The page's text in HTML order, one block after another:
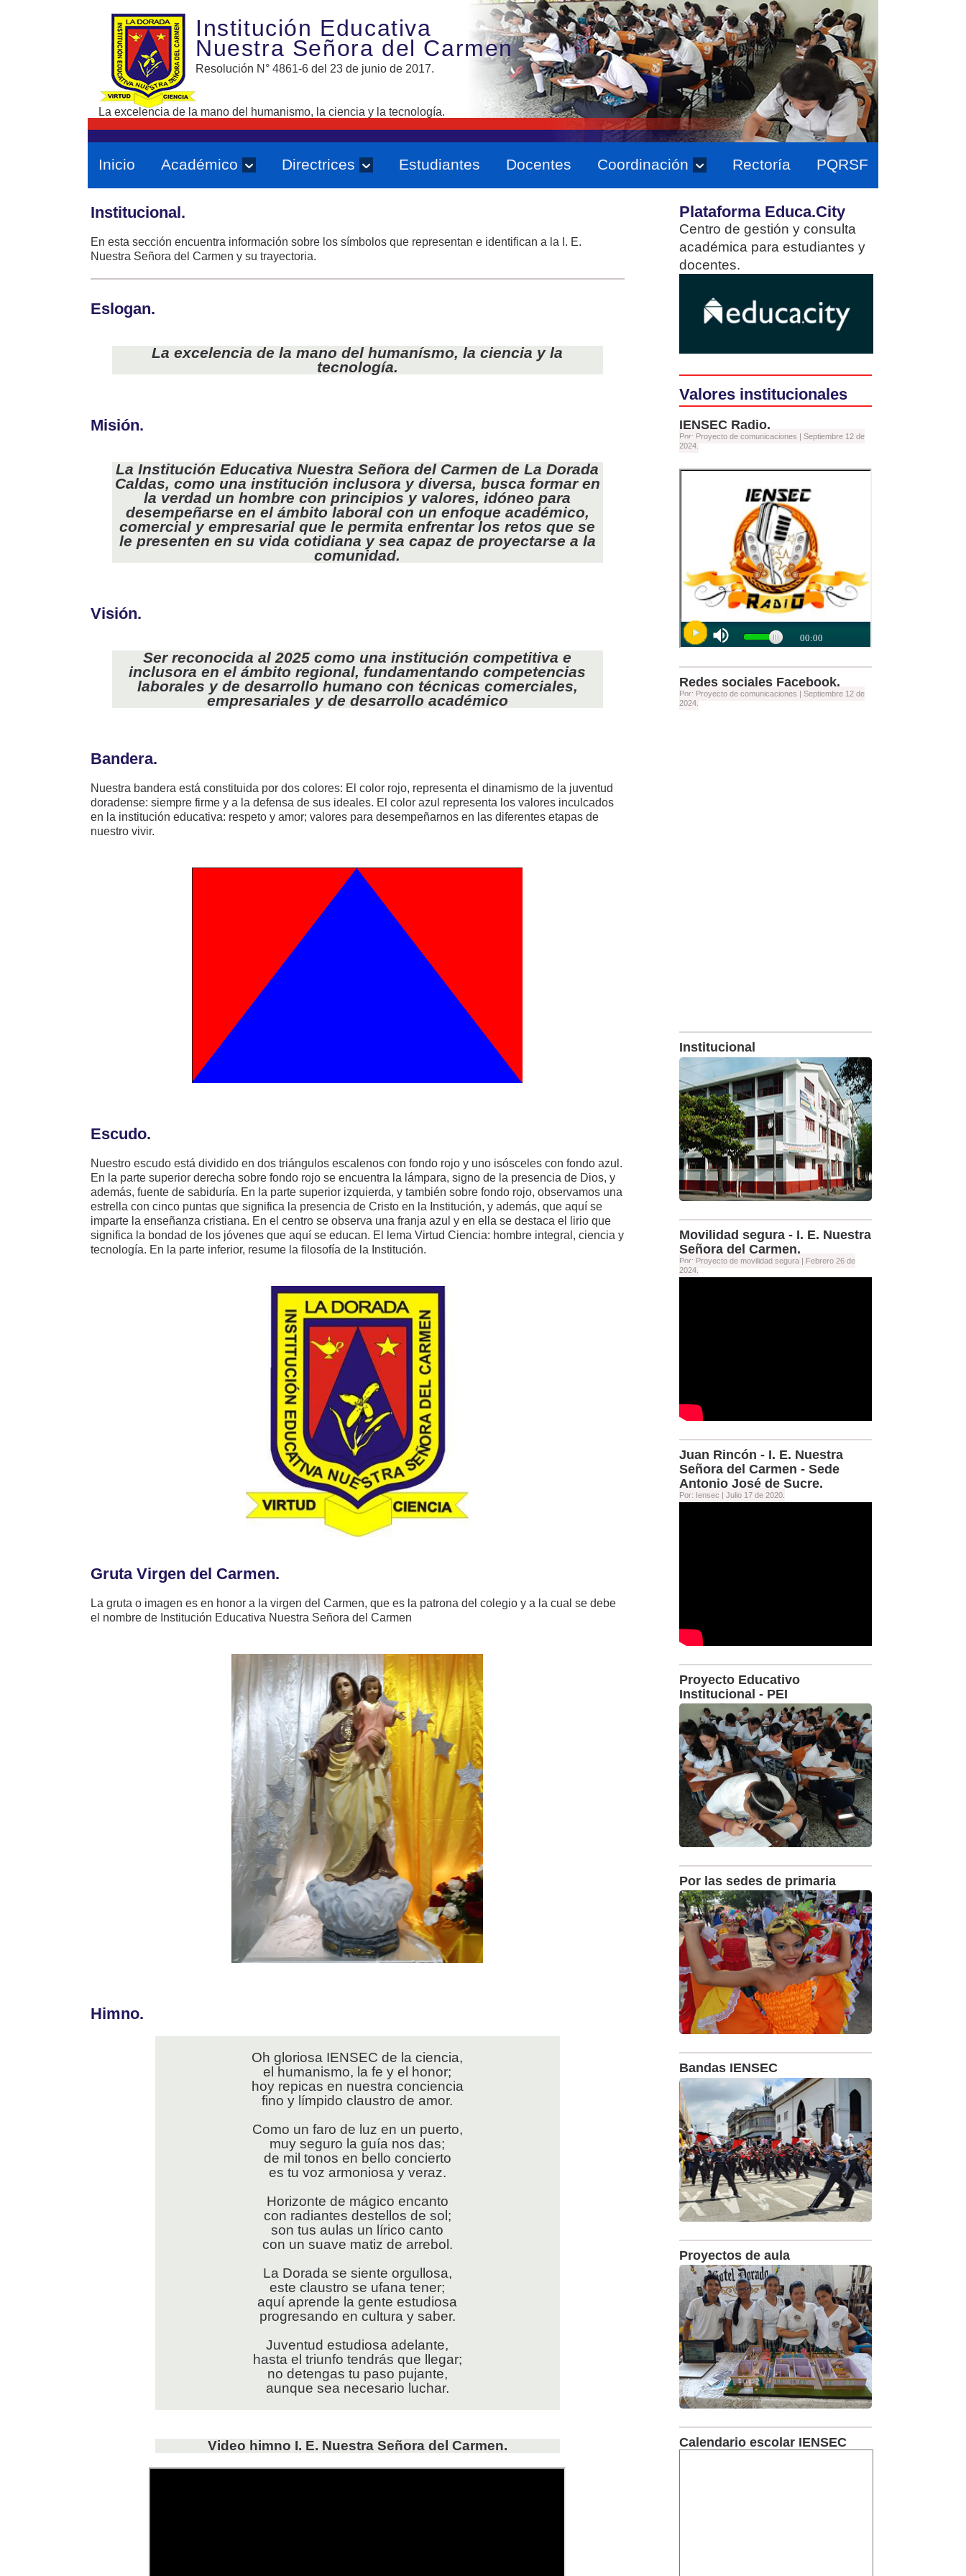
Institución Educativa
Nuestra Señora del Carmen
Resolución N° 4861-6 del 23 de junio de 2017.
La excelencia de la mano del humanismo, la ciencia y la tecnología.
Inicio Académico Directrices Estudiantes Docentes Coordinación Rectoría PQRSF
Institucional.
En esta sección encuentra información sobre los símbolos que representan e identifican a la I. E.
Nuestra Señora del Carmen y su trayectoria.
Eslogan.
La excelencia de la mano del humanísmo, la ciencia y la
tecnología.
Misión.
La Institución Educativa Nuestra Señora del Carmen de La Dorada
Caldas, como una institución inclusora y diversa, busca formar en
la verdad un hombre con principios y valores, idóneo para
desempeñarse en el ámbito laboral con un enfoque académico,
comercial y empresarial que le permita enfrentar los retos que se
le presenten en su vida cotidiana y sea capaz de proyectarse a la
comunidad.
Visión.
Ser reconocida al 2025 como una institución competitiva e
inclusora en el ámbito regional, fundamentando competencias
laborales y de desarrollo humano con técnicas comerciales,
empresariales y de desarrollo académico
Bandera.
Nuestra bandera está constituida por dos colores: El color rojo, representa el dinamismo de la juventud
doradense: siempre firme y a la defensa de sus ideales. El color azul representa los valores inculcados
en la institución educativa: respeto y amor; valores para desempeñarnos en las diferentes etapas de
nuestro vivir.
Escudo.
Nuestro escudo está dividido en dos triángulos escalenos con fondo rojo y uno isósceles con fondo azul.
En la parte superior derecha sobre fondo rojo se encuentra la lámpara, signo de la presencia de Dios, y
además, fuente de sabiduría. En la parte superior izquierda, y también sobre fondo rojo, observamos una
estrella con cinco puntas que significa la presencia de Cristo en la Institución, y además, que aquí se
imparte la enseñanza cristiana. En el centro se observa una franja azul y en ella se destaca el lirio que
significa la bondad de los jóvenes que aquí se educan. El lema Virtud Ciencia: hombre integral, ciencia y
tecnología. En la parte inferior, resume la filosofía de la Institución.
Gruta Virgen del Carmen.
La gruta o imagen es en honor a la virgen del Carmen, que es la patrona del colegio y a la cual se debe
el nombre de Institución Educativa Nuestra Señora del Carmen
Himno.
Oh gloriosa IENSEC de la ciencia,
el humanismo, la fe y el honor;
hoy repicas en nuestra conciencia
fino y límpido claustro de amor.
Como un faro de luz en un puerto,
muy seguro la guía nos das;
de mil tonos en bello concierto
es tu voz armoniosa y veraz.
Horizonte de mágico encanto
con radiantes destellos de sol;
son tus aulas un lírico canto
con un suave matiz de arrebol.
La Dorada se siente orgullosa,
este claustro se ufana tener;
aquí aprende la gente estudiosa
progresando en cultura y saber.
Juventud estudiosa adelante,
hasta el triunfo tendrás que llegar;
no detengas tu paso pujante,
aunque sea necesario luchar.
Video himno I. E. Nuestra Señora del Carmen.
Plataforma Educa.City
Centro de gestión y consulta
académica para estudiantes y
docentes.
Valores institucionales
IENSEC Radio.
Por: Proyecto de comunicaciones | Septiembre 12 de
2024.
Redes sociales Facebook.
Por: Proyecto de comunicaciones | Septiembre 12 de
2024.
Institucional
Movilidad segura - I. E. Nuestra
Señora del Carmen.
Por: Proyecto de movilidad segura | Febrero 26 de
2024.
Juan Rincón - I. E. Nuestra
Señora del Carmen - Sede
Antonio José de Sucre.
Por: Iensec | Julio 17 de 2020.
Proyecto Educativo
Institucional - PEI
Por las sedes de primaria
Bandas IENSEC
Proyectos de aula
Calendario escolar IENSEC